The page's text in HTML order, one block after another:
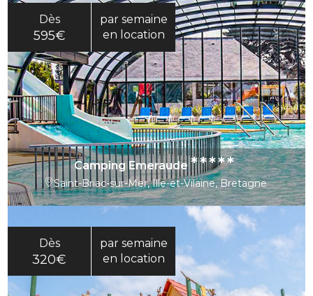
Dès
595€
par semaine
en location
Camping Emeraude *****
Saint-Briac-sur-Mer, Ille-et-Vilaine, Bretagne
Dès
320€
par semaine
en location